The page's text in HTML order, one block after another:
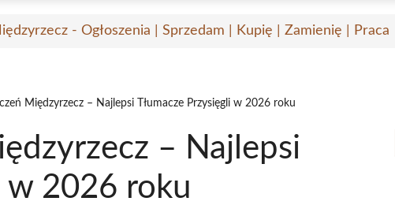
- Ogłoszenia | Sprzedam | Kupię | Zamienię | Praca
Międzyrzecz – Najlepsi Tłumacze Przysięgli w 2026 roku
– Najlepsi
w 2026 roku